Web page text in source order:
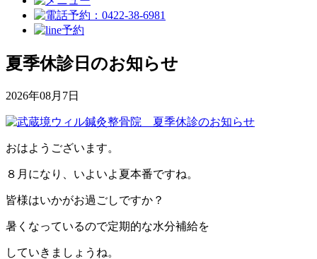
夏季休診日のお知らせ
2026年08月7日
おはようございます。
８月になり、いよいよ夏本番ですね。
皆様はいかがお過ごしですか？
暑くなっているので定期的な水分補給を
していきましょうね。